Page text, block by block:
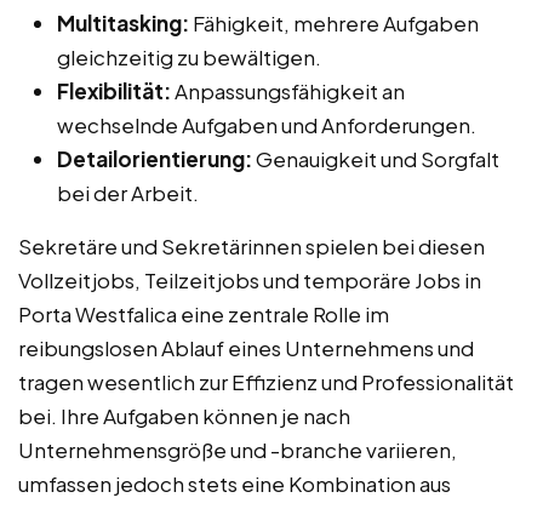
Multitasking: Fähigkeit, mehrere Aufgaben
gleichzeitig zu bewältigen.
Flexibilität:Anpassungsfähigkeit an
wechselnde Aufgaben und Anforderungen.
Detailorientierung:Genauigkeit und Sorgfalt
bei der Arbeit.
Sekretäre und Sekretärinnen spielen bei diesen
Vollzeitjobs, Teilzeitjobs und temporäre Jobs in
Porta Westfalica eine zentrale Rolle im
reibungslosen Ablauf eines Unternehmens und
tragen wesentlich zur Effizienz und Professionalität
bei. Ihre Aufgaben können je nach
Unternehmensgröße und -branche variieren,
umfassen jedoch stets eine Kombination aus